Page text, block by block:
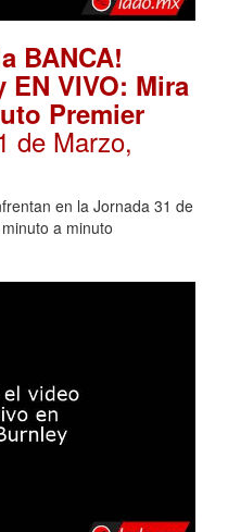
BANCA!
VIVO: Mira
Premier
de Marzo,
en la Jornada 31 de
a minuto